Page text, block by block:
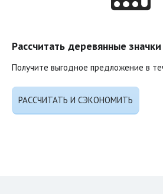
Рассчитать деревянные значки
Получите выгодное предложение в
РАССЧИТАТЬ И СЭКОНОМИТЬ